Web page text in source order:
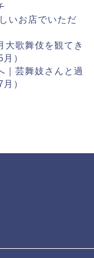
いお店でいただ
大歌舞伎を観てき
）
｜芸舞妓さんと過
）